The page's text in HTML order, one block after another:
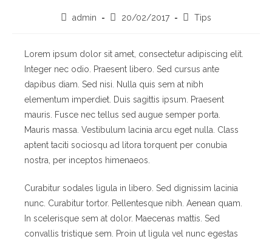
Postadmin
Запись
20/02/2017
PostTips
Lorem ipsum dolor sit amet, consectetur adipiscing elit.
Integer nec odio. Praesent libero. Sed cursus ante
dapibus diam. Sed nisi. Nulla quis sem at nibh
elementum imperdiet. Duis sagittis ipsum. Praesent
mauris. Fusce nec tellus sed augue semper porta.
Mauris massa. Vestibulum lacinia arcu eget nulla. Class
aptent taciti sociosqu ad litora torquent per conubia
nostra, per inceptos himenaeos.
Curabitur sodales ligula in libero. Sed dignissim lacinia
nunc. Curabitur tortor. Pellentesque nibh. Aenean quam.
In scelerisque sem at dolor. Maecenas mattis. Sed
convallis tristique sem. Proin ut ligula vel nunc egestas